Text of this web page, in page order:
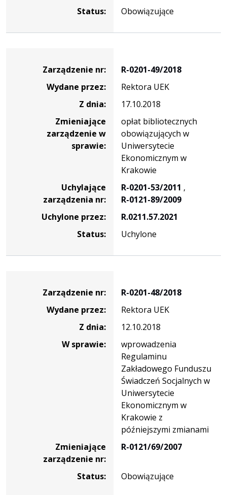
Status:
Obowiązujące
Zarządzenie nr:
R-0201-49/2018
Wydane przez:
Rektora UEK
Z dnia:
17.10.2018
Zmieniające
zarządzenie w
sprawie:
opłat bibliotecznych
obowiązujących w
Uniwersytecie
Ekonomicznym w
Krakowie
Uchylające
zarządzenia nr:
R-0201-53/2011 ,
R-0121-89/2009
Uchylone przez:
R.0211.57.2021
Status:
Uchylone
Zarządzenie nr:
R-0201-48/2018
Wydane przez:
Rektora UEK
Z dnia:
12.10.2018
W sprawie:
wprowadzenia
Regulaminu
Zakładowego Funduszu
Świadczeń Socjalnych w
Uniwersytecie
Ekonomicznym w
Krakowie z
późniejszymi zmianami
Zmieniające
zarządzenie nr:
R-0121/69/2007
Status: Obowiązujące